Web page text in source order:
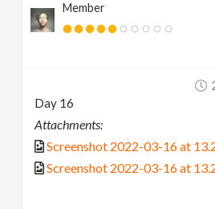
Member
Day 16
Attachments:
Screenshot 2022-03-16 at
Screenshot 2022-03-16 at